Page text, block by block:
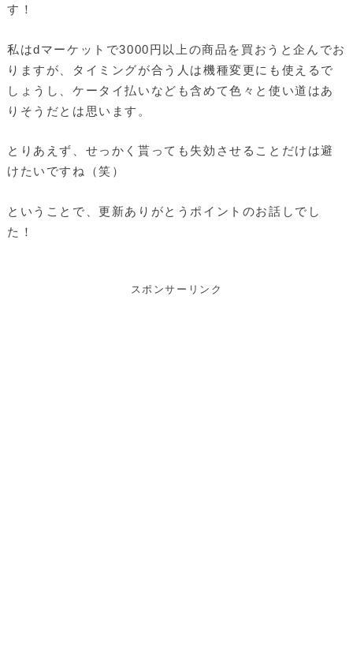
す！
私はdマーケットで3000円以上の商品を買おうと企んでお
りますが、タイミングが合う人は機種変更にも使えるで
しょうし、ケータイ払いなども含めて色々と使い道はあ
りそうだとは思います。
とりあえず、せっかく貰っても失効させることだけは避
けたいですね（笑）
ということで、更新ありがとうポイントのお話しでし
た！
スポンサーリンク